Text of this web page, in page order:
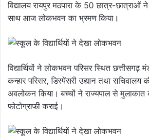
विद्यालय रायपुर मठपारा के 50 छात्र-छात्राओं
साथ आज लोकभवन का भ्रमण किया।
विद्यार्थियों ने लोकभवन परिसर स्थित छत्तीसगढ़
कन्हार परिसर, डिस्पेंसरी उद्यान तथा सचिवालय
अवलोकन किया। बच्चों ने राज्यपाल से मुलाकात
फोटोग्राफी कराई।